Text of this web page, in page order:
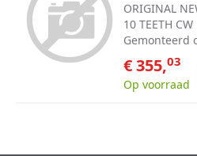
ORIGINAL
10 TEETH CW
Gemonteerd
€ 355,03
Op voorraad